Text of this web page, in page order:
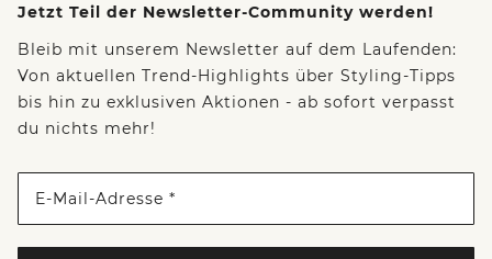
Jetzt Teil der Newsletter-Community werden!
Bleib mit unserem Newsletter auf dem Laufenden:
Von aktuellen Trend-Highlights über Styling-Tipps
bis hin zu exklusiven Aktionen - ab sofort verpasst
du nichts mehr!
E-Mail-Adresse *